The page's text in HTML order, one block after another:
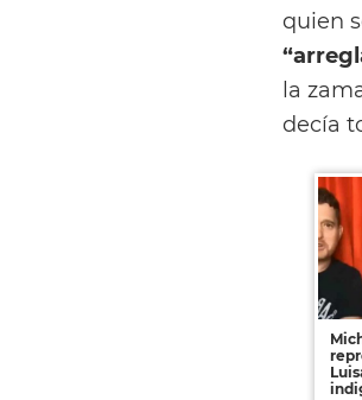
quien
la
decía